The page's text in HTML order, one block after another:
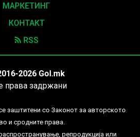
МАРКЕТИНГ
КОНТАКТ
RSS
2026 Gol.mk
права задржани
заштитени со Законот за авторското
и сродните права.
репродукција или